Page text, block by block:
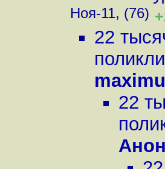
Ноя-11, (76)
22
22